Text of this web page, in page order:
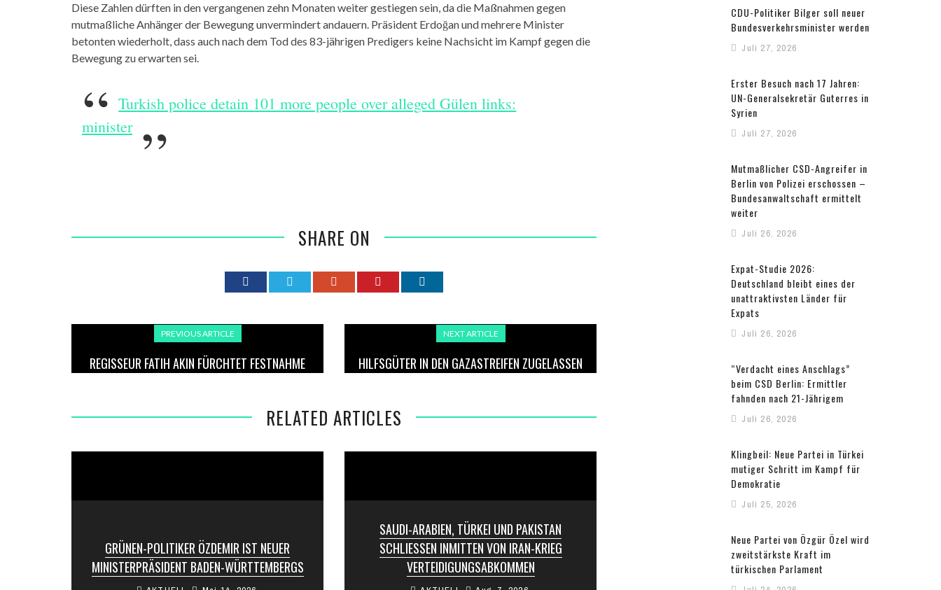
Diese Zahlen dürften in den vergangenen zehn Monaten weiter gestiegen sein, da die Maßnahmen gegen
mutmaßliche Anhänger der Bewegung unvermindert andauern. Präsident Erdoğan und mehrere Minister
betonten wiederholt, dass auch nach dem Tod des 83-jährigen Predigers keine Nachsicht im Kampf gegen die
Bewegung zu erwarten sei.
Turkish police detain 101 more people over alleged Gülen links:
minister
SHARE ON
PREVIOUS ARTICLE
REGISSEUR FATIH AKIN FÜRCHTET FESTNAHME
NEXT ARTICLE
HILFSGÜTER IN DEN GAZASTREIFEN ZUGELASSEN
RELATED ARTICLES
GRÜNEN-POLITIKER ÖZDEMIR IST NEUER
MINISTERPRÄSIDENT BADEN-WÜRTTEMBERGS
SAUDI-ARABIEN, TÜRKEI UND PAKISTAN
SCHLIESSEN INMITTEN VON IRAN-KRIEG V
ERTEIDIGUNGSABKOMMEN
CDU-Politiker Bilger soll neuer
Bundesverkehrsminister werden
Juli 27, 2026
Erster Besuch nach 17 Jahren:
UN-Generalsekretär Guterres in
Syrien
Juli 27, 2026
Mutmaßlicher CSD-Angreifer in
Berlin von Polizei erschossen –
Bundesanwaltschaft ermittelt
weiter
Juli 26, 2026
Expat-Studie 2026:
Deutschland bleibt eines der
unattraktivsten Länder für
Expats
Juli 26, 2026
“Verdacht eines Anschlags”
beim CSD Berlin: Ermittler
fahnden nach 21-Jährigem
Juli 26, 2026
Klingbeil: Neue Partei in Türkei
mutiger Schritt im Kampf für
Demokratie
Juli 25, 2026
Neue Partei von Özgür Özel wird
zweitstärkste Kraft im
türkischen Parlament